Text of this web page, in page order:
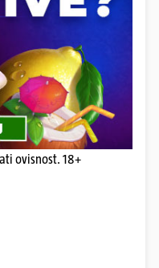
ovisnost. 18+